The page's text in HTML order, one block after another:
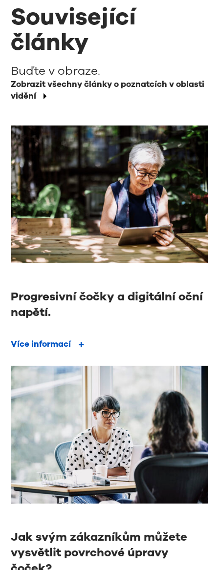
Související
články
Zobrazit všechny články o poznatcích v oblasti
vidění
Buďte v obraze.
Progresivní čočky a digitální oční
napětí.
Více informací
Jak svým zákazníkům můžete
vysvětlit povrchové úpravy